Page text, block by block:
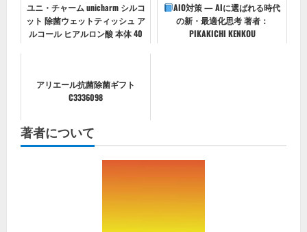
ユニ・チャーム unicharm シルコ
ット 除菌ウェットティッシュ ア
ルコール ヒアルロン酸 本体 40
AIO対策 — AIに選ばれる時代
の新・最適化思考 著者：
PIKAKICHI KENKOU
アリエール抗菌除菌ギフト
C3336098
著者について